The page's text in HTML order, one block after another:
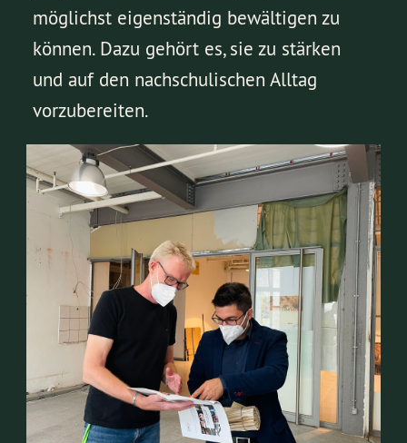
möglichst eigenständig bewältigen zu
können. Dazu gehört es, sie zu stärken
und auf den nachschulischen Alltag
vorzubereiten.